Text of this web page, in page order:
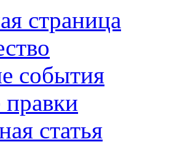
страница
события
статья